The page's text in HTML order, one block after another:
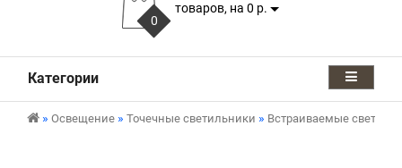
0
товаров, на 0 р.
Категории
Освещение Точечные светильники Встраиваемые